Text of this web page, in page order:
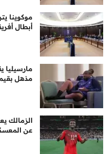
موكوينا
أبطال
مذهل بقيمة 10 ملايين
الزمالك
عن